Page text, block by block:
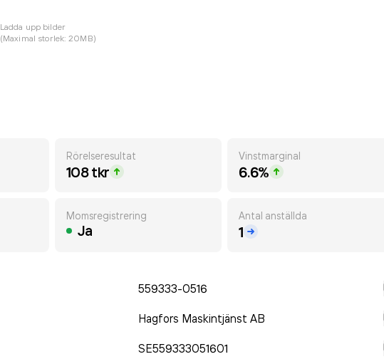
Ladda upp bilder
(Maximal storlek: 20MB)
Rörelseresultat
108 tkr
Vinstmarginal
6.6%
Momsregistrering
Ja
Antal anställda
1
559333-0516
Hagfors Maskintjänst AB
SE559333051601